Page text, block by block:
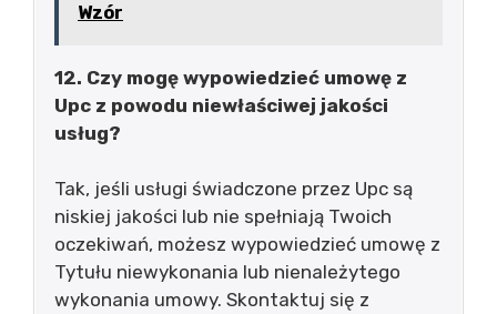
Wzór
12. Czy mogę wypowiedzieć umowę z
Upc z powodu niewłaściwej jakości
usług?
Tak, jeśli usługi świadczone przez Upc są
niskiej jakości lub nie spełniają Twoich
oczekiwań, możesz wypowiedzieć umowę z
Tytułu niewykonania lub nienależytego
wykonania umowy. Skontaktuj się z